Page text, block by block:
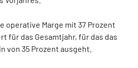
operative Marge mit 37 Prozent
für das Gesamtjahr, für das das
von 35 Prozent ausgeht.